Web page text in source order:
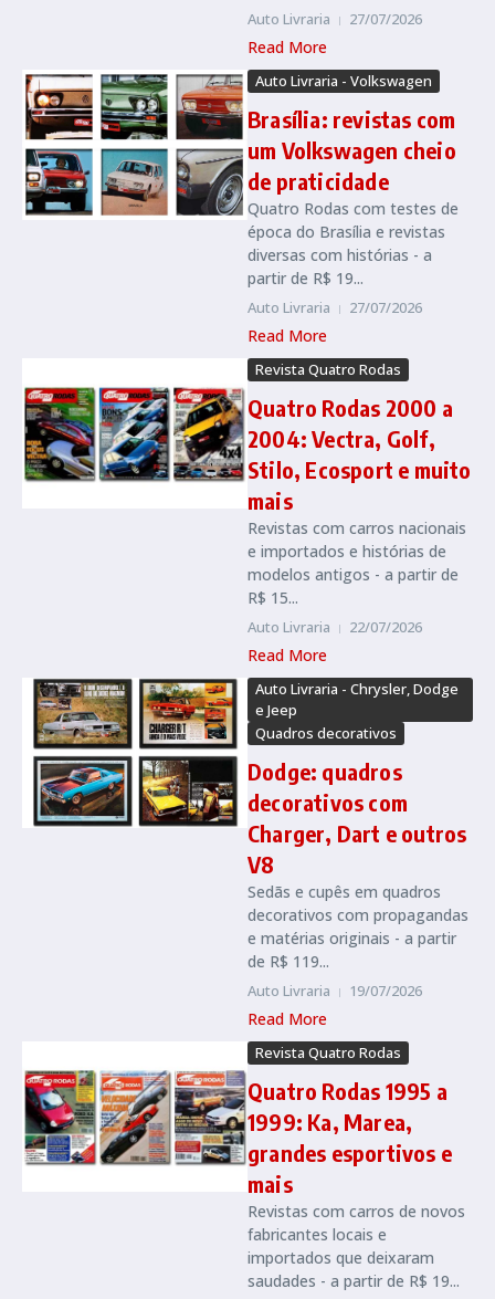
Auto Livraria 27/07/2026
Read More
Auto Livraria - Volkswagen
Brasília: revistas com
um Volkswagen cheio
de praticidade
Quatro Rodas com testes de
época do Brasília e revistas
diversas com histórias - a
partir de R$ 19...
Auto Livraria 27/07/2026
Read More
Revista Quatro Rodas
Quatro Rodas 2000 a
2004: Vectra, Golf,
Stilo, Ecosport e muito
mais
Revistas com carros nacionais
e importados e histórias de
modelos antigos - a partir de
R$ 15...
Auto Livraria 22/07/2026
Read More
Auto Livraria - Chrysler, Dodge
e Jeep
Quadros decorativos
Dodge: quadros
decorativos com
Charger, Dart e outros
V8
Sedãs e cupês em quadros
decorativos com propagandas
e matérias originais - a partir
de R$ 119...
Auto Livraria 19/07/2026
Read More
Revista Quatro Rodas
Quatro Rodas 1995 a
1999: Ka, Marea,
grandes esportivos e
mais
Revistas com carros de novos
fabricantes locais e
importados que deixaram
saudades - a partir de R$ 19...